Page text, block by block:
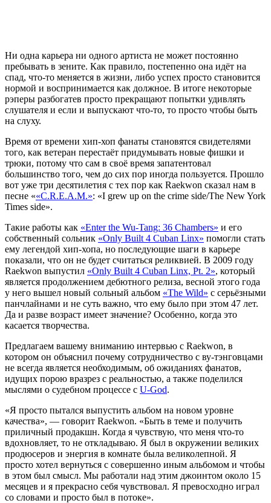
Ни одна карьера ни одного артиста не может постоянно
пребывать в зените. Как правило, постепенно она идёт на
спад, что-то меняется в жизни, либо успех просто становится
нормой и воспринимается как должное. В итоге некоторые
рэперы разбогатев просто прекращают попытки удивлять
слушателя и если и выпускают что-то, то просто чтобы быть
на слуху.
Время от времени хип-хоп фанаты становятся свидетелями
того, как ветеран перестаёт придумывать новые фишки и
трюки, потому что сам в своё время запатентовал
большинство того, чем до сих пор иногда пользуется. Прошло
вот уже три десятилетия с тех пор как Raekwon сказал нам в
песне ««C.R.E.A.M.»: «I grew up on the crime side/The New York
Times side».
Такие работы как «Enter the Wu-Tang: 36 Chambers» и его
собственный сольник «Only Built 4 Cuban Linx» помогли стать
ему легендой хип-хопа, но последующие шаги в карьере
показали, что он не будет считаться реликвией. В 2009 году
Raekwon выпустил «Only Built 4 Cuban Linx, Pt. 2», который
является продолжением дебютного релиза, весной этого года
у него вышел новый сольный альбом «The Wild» с серьёзными
панчлайнами и не суть важно, что ему было при этом 47 лет.
Да и разве возраст имеет значение? Особенно, когда это
касается творчества.
Предлагаем вашему вниманию интервью с Raekwon, в
котором он объяснил почему сотрудничество с ву-тэнговцами
не всегда является необходимым, об ожиданиях фанатов,
идущих порою вразрез с реальностью, а также поделился
мыслями о судебном процессе с U-God.
«Я просто пытался выпустить альбом на новом уровне
качества», — говорит Raekwon. «Быть в теме и получить
приличный продакшн. Когда я чувствую, что меня что-то
вдохновляет, то не откладываю. Я был в окружении великих
продюсеров и энергия в комнате была великолепной. Я
просто хотел вернуться с совершенно иным альбомом и чтобы
в этом был смысл. Мы работали над этим джоинтом около 15
месяцев и я прекрасно себя чувствовал. Я превосходно играл
со словами и просто был в потоке».